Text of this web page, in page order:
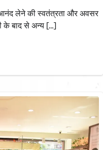
आनंद लेने की स्वतंत्रता और अवसर
के बाद से अन्य […]